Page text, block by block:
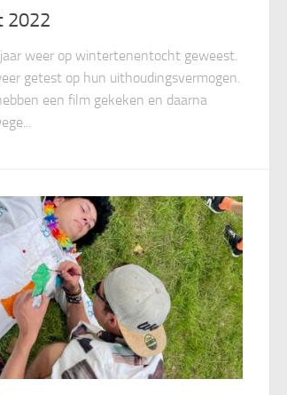
2022
weer op wintertenentocht geweest.
getest op hun uithoudingsvermogen.
een film gekeken en daarna